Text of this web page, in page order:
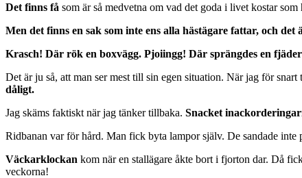
Det finns få som är så medvetna om vad det goda i livet kostar
Men det finns en sak som inte ens alla hästägare fattar, och det
Krasch! Där rök en boxvägg. Pjoiingg! Där sprängdes en
Det är ju så, att man ser mest till sin egen situation. När jag för
dåligt.
Jag skäms faktiskt när jag tänker tillbaka. Snacket
Ridbanan var för hård. Man fick byta lampor själv. De sandade inte
Väckarklockan kom när en stallägare åkte bort i fjorton dar. Då
veckorna!